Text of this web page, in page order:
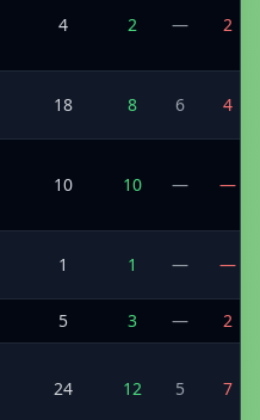
4 2 — 2
18 8 6 4
10 10 — —
1 1 — —
5 3 — 2
24 12 5 7